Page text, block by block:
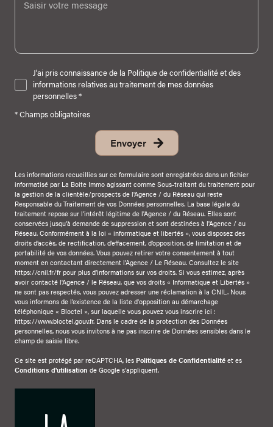
J'ai pris connaissance de la Politique de confidentialité et des
informations relatives au traitement de mes données
personnelles *
* Champs obligatoires
Envoyer
Les informations recueillies sur ce formulaire sont enregistrées dans un fichier
informatisé par La Boite Immo agissant comme Sous-traitant du traitement pour
la gestion de la clientèle/prospects de l'Agence / du Réseau qui reste
Responsable du Traitement de vos Données personnelles. La base légale du
traitement repose sur l'intérêt légitime de l'Agence / du Réseau. Elles sont
conservées jusqu'à demande de suppression et sont destinées à l'Agence / au
Réseau. Conformément à la loi « informatique et libertés », vous disposez des
droits d’accès, de rectification, d’effacement, d’opposition, de limitation et de
portabilité de vos données. Vous pouvez retirer votre consentement à tout
moment en contactant directement l’Agence / Le Réseau. Consultez le site
https://cnil.fr/frpour plus d’informations sur vos droits. Si vous estimez, après
avoir contacté l'Agence / le Réseau, que vos droits « Informatique et Libertés »
ne sont pas respectés, vous pouvez adresser une réclamation à la CNIL. Nous
vous informons de l’existence de la liste d'opposition au démarchage
téléphonique « Bloctel », sur laquelle vous pouvez vous inscrire ici :
https://www.bloctel.gouv.fr. Dans le cadre de la protection des Données
personnelles, nous vous invitons à ne pas inscrire de Données sensibles dans le
champ de saisie libre.
Ce site est protégé par reCAPTCHA, les Politiques de Confidentialitéet es
Conditions d'utilisation de Google s'appliquent.